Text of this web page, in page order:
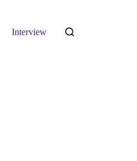
Interview